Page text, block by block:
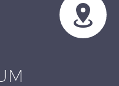

